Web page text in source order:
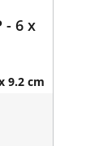
- 6 x
9.2 cm